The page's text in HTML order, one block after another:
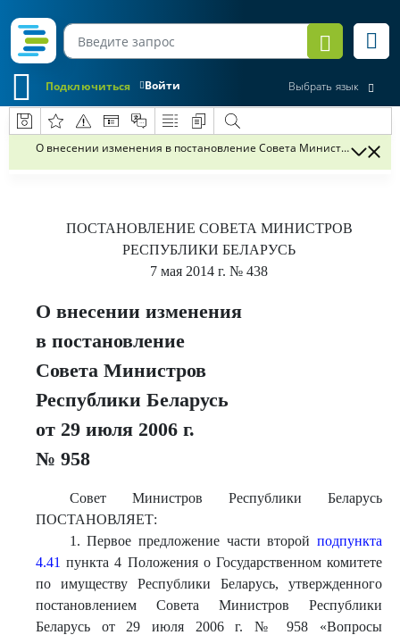
Войти
Подключиться Выбрать язык
О внесении изменения в постановление Совета Министров
ПОСТАНОВЛЕНИЕ СОВЕТА МИНИСТРОВ
РЕСПУБЛИКИ БЕЛАРУСЬ
7 мая 2014 г. № 438
О внесении изменения
в постановление
Совета Министров
Республики Беларусь
от 29 июля 2006 г.
№ 958
Совет Министров Республики Беларусь
ПОСТАНОВЛЯЕТ:
1. Первое предложение части второй подпункта
4.41 пункта 4 Положения о Государственном комитете
по имуществу Республики Беларусь, утвержденного
постановлением Совета Министров Республики
Беларусь от 29 июля 2006 г. № 958 «Вопросы